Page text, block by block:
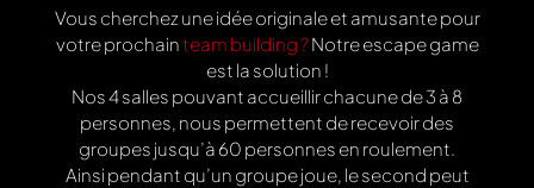
Vous cherchez une idée originale et amusante pour
votre prochainteam building ?Notre escape game
est la solution !
Nos 4 salles pouvant accueillir chacune de 3 à 8
personnes, nous permettent de recevoir des
groupes jusqu’à 60 personnes en roulement.
Ainsi pendant qu’un groupe joue, le second peut